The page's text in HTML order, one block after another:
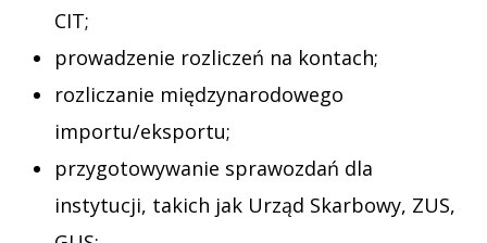
CIT;
prowadzenie rozliczeń na kontach;
rozliczanie międzynarodowego
importu/eksportu;
przygotowywanie sprawozdań dla
instytucji, takich jak Urząd Skarbowy, ZUS,